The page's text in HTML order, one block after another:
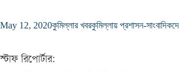
May 12, 2020কুমিল্লার খবরকুমিল্লায় প্রশাসন-
স্টাফ রিপোর্টার: